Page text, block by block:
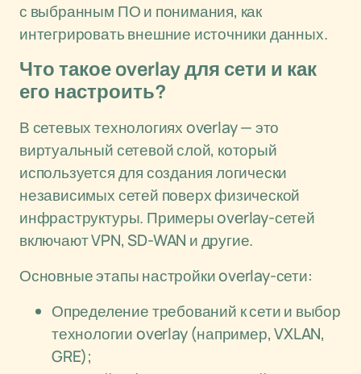
с выбранным ПО и понимания, как
интегрировать внешние источники данных.
Что такое overlay для сети и как
его настроить?
В сетевых технологиях overlay — это
виртуальный сетевой слой, который
используется для создания логически
независимых сетей поверх физической
инфраструктуры. Примеры overlay-сетей
включают VPN, SD-WAN и другие.
Основные этапы настройки overlay-сети:
Определение требований к сети и выбор
технологии overlay (например, VXLAN,
GRE);